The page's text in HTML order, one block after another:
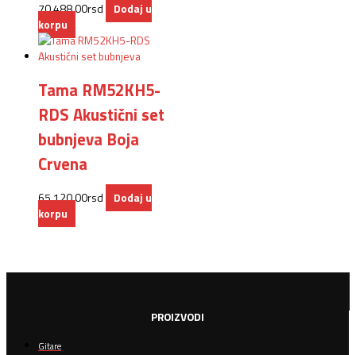
70.488,00rsd
Dodaj u
korpu
Tama RM52KH5-
RDS Akustični set
bubnjeva Boja
Crvena
65.120,00rsd
Dodaj u
korpu
PROIZVODI
Gitare